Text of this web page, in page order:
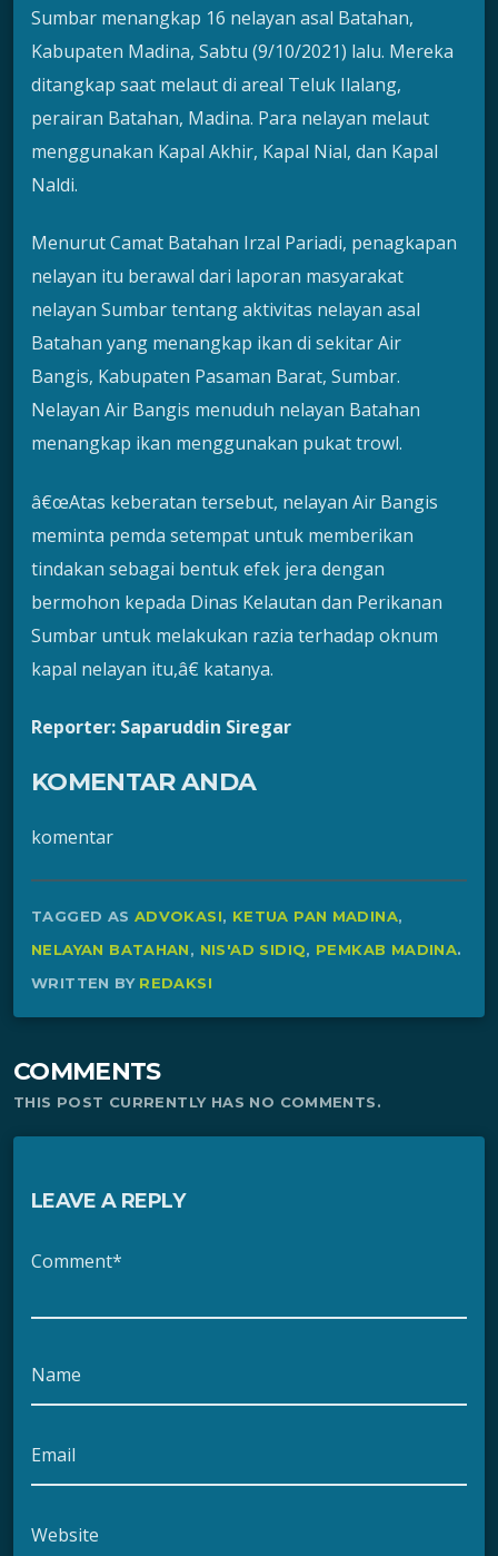
Sumbar menangkap 16 nelayan asal Batahan,
Kabupaten Madina, Sabtu (9/10/2021) lalu. Mereka
ditangkap saat melaut di areal Teluk Ilalang,
perairan Batahan, Madina. Para nelayan melaut
menggunakan Kapal Akhir, Kapal Nial, dan Kapal
Naldi.
Menurut Camat Batahan Irzal Pariadi, penagkapan
nelayan itu berawal dari laporan masyarakat
nelayan Sumbar tentang aktivitas nelayan asal
Batahan yang menangkap ikan di sekitar Air
Bangis, Kabupaten Pasaman Barat, Sumbar.
Nelayan Air Bangis menuduh nelayan Batahan
menangkap ikan menggunakan pukat trowl.
â€œAtas keberatan tersebut, nelayan Air Bangis
meminta pemda setempat untuk memberikan
tindakan sebagai bentuk efek jera dengan
bermohon kepada Dinas Kelautan dan Perikanan
Sumbar untuk melakukan razia terhadap oknum
kapal nelayan itu,â€ katanya.
Reporter: Saparuddin Siregar
KOMENTAR ANDA
komentar
TAGGED AS ADVOKASI, KETUA PAN MADINA,
NELAYAN BATAHAN, NIS'AD SIDIQ, PEMKAB MADINA.
WRITTEN BY REDAKSI
COMMENTS
THIS POST CURRENTLY HAS NO COMMENTS.
LEAVE A REPLY
Comment*
Name
Email
Website